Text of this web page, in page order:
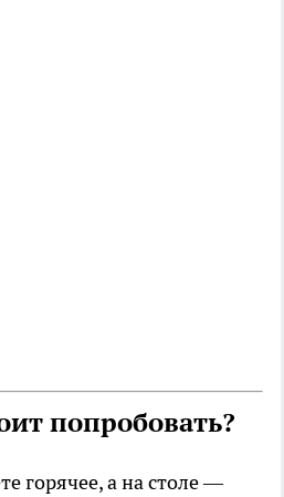
попробовать?
горячее, а на столе —